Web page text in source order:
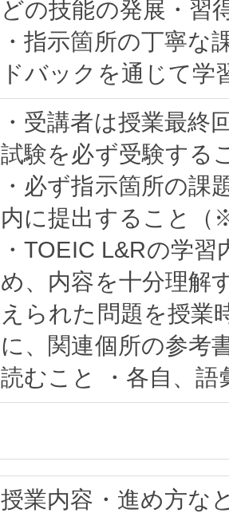
どの技能の発展・習
・指示箇所の丁寧な
・受講者は授業最終
試験を必ず受験する
・必ず指示箇所の課
内に提出すること（
・TOEIC L&Rの学
め、内容を十分理解
えられた問題を授業
に、関連個所の参考
授業内容・進め方な